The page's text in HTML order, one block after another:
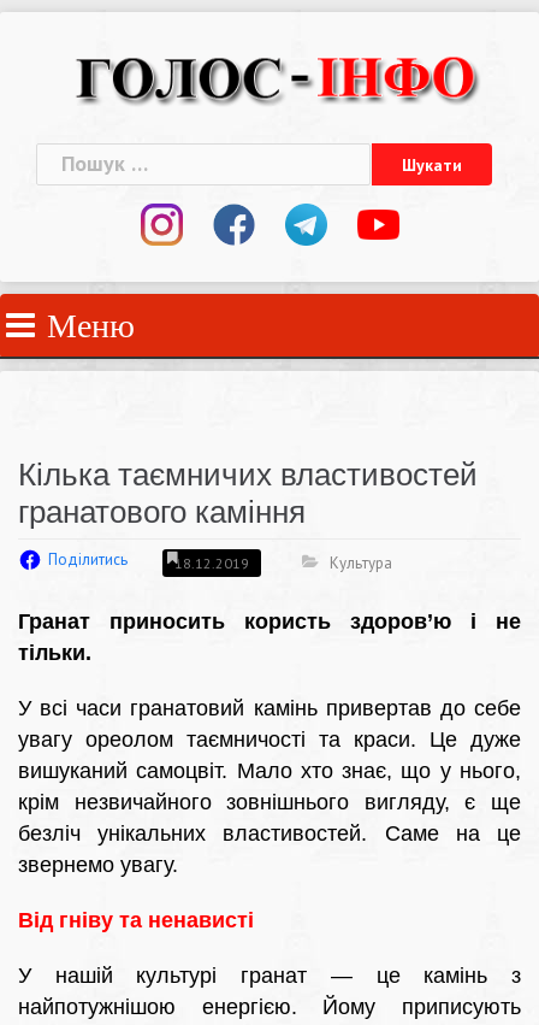
Пошук:
Меню
Кілька таємничих властивостей
гранатового каміння
Поділитись 18.12.2019 Культура
Гранат приносить користь здоров’ю і не
тільки.
У всі часи гранатовий камінь привертав до себе
увагу ореолом таємничості та краси. Це дуже
вишуканий самоцвіт. Мало хто знає, що у нього,
крім незвичайного зовнішнього вигляду, є ще
безліч унікальних властивостей. Саме на це
звернемо увагу.
Від гніву та ненависті
У нашій культурі гранат — це камінь з
найпотужнішою енергією. Йому приписують